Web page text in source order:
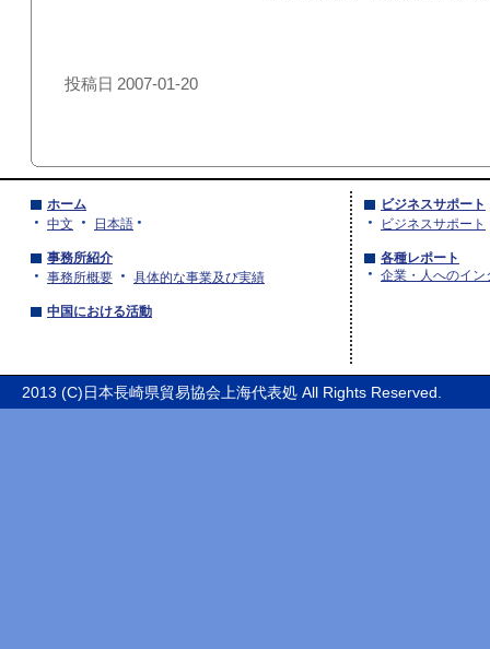
投稿日 2007-01-20
ホーム
中文
日本語
事務所紹介
事務所概要
具体的な事業及び実績
中国における活動
ビジネスサポート
ビジネスサポート
各種レポート
企業・人へのイン
2013 (C)日本長崎県貿易協会上海代表処 All Rights Reserved.